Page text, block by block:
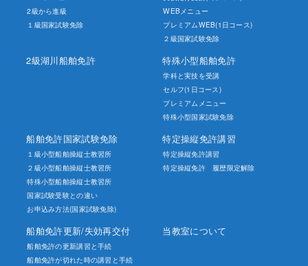
2級から進級
１級国家試験免除
WEBメニュー
プレミアムWEB(1日コース)
２級国家試験免除
2級湖川船舶免許 特殊小型船舶免許
学科と実技を受講
セルフ(1日コース)
プレミアムメニュー
特殊小型国家試験免除
船舶免許国家試験免除
１級小型船舶操縦士教習所
２級小型船舶操縦士教習所
特殊小型船舶操縦士教習所
国家試験受験との違い
お申込み方法(国家試験免除)
特定操縦免許講習
特定操縦免許講習
特定操縦免許 履歴限定解除
船舶免許更新/失効再交付
船舶免許の更新講習と手続
船舶免許が切れた時の講習と手続
当教室について